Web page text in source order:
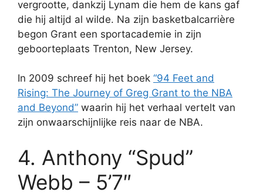
vergrootte, dankzij Lynam die hem de kans gaf
die hij altijd al wilde. Na zijn basketbalcarrière
begon Grant een sportacademie in zijn
geboorteplaats Trenton, New Jersey.
In 2009 schreef hij het boek “94 Feet and
Rising: The Journey of Greg Grant to the NBA
and Beyond” waarin hij het verhaal vertelt van
zijn onwaarschijnlijke reis naar de NBA.
4. Anthony “Spud”
Webb – 5’7″